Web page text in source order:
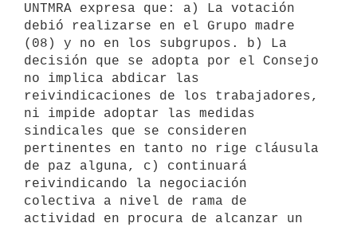
UNTMRA expresa que: a) La votación
debió realizarse en el Grupo madre
(08) y no en los subgrupos. b) La
decisión que se adopta por el Consejo
no implica abdicar las
reivindicaciones de los trabajadores,
ni impide adoptar las medidas
sindicales que se consideren
pertinentes en tanto no rige cláusula
de paz alguna, c) continuará
reivindicando la negociación
colectiva a nivel de rama de
actividad en procura de alcanzar un